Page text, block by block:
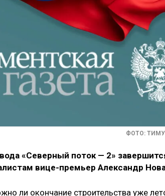
ФОТО:
«Северный поток — 2»
вице-премьер Александр
ли окончание строительства уже